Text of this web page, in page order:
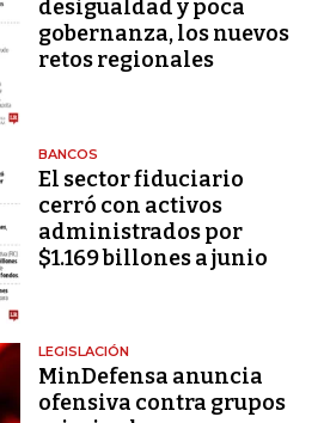
desigualdad y poca
gobernanza, los nuevos
retos regionales
BANCOS
El sector fiduciario
cerró con activos
administrados por
$1.169 billones a junio
LEGISLACIÓN
MinDefensa anuncia
ofensiva contra grupos